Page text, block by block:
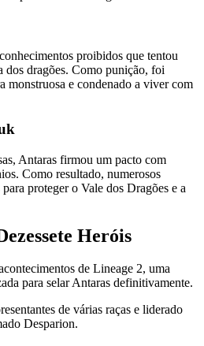
proibidos que tentou
dos dragões. Como punição, foi
monstruosa e condenado a viver com
Antaras firmou um pacto com
Como resultado, numerosos
proteger o Vale dos Dragões e a
Heróis
de Lineage 2, uma
para selar Antaras definitivamente.
de várias raças e liderado
Desparion.